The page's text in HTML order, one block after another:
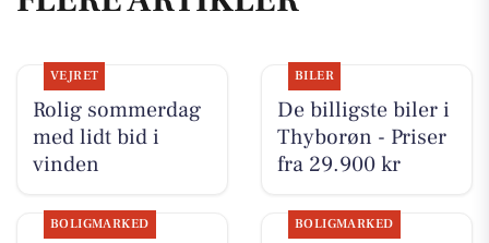
VEJRET
Rolig sommerdag
med lidt bid i
vinden
BILER
De billigste biler i
Thyborøn - Priser
fra 29.900 kr
BOLIGMARKED BOLIGMARKED